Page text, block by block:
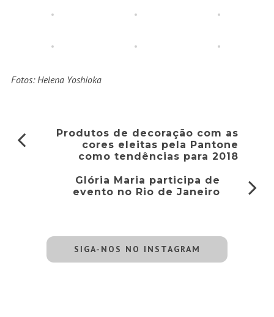
Fotos: Helena Yoshioka
Produtos de decoração com as
cores eleitas pela Pantone
como tendências para 2018
Glória Maria participa de
evento no Rio de Janeiro
SIGA-NOS NO INSTAGRAM